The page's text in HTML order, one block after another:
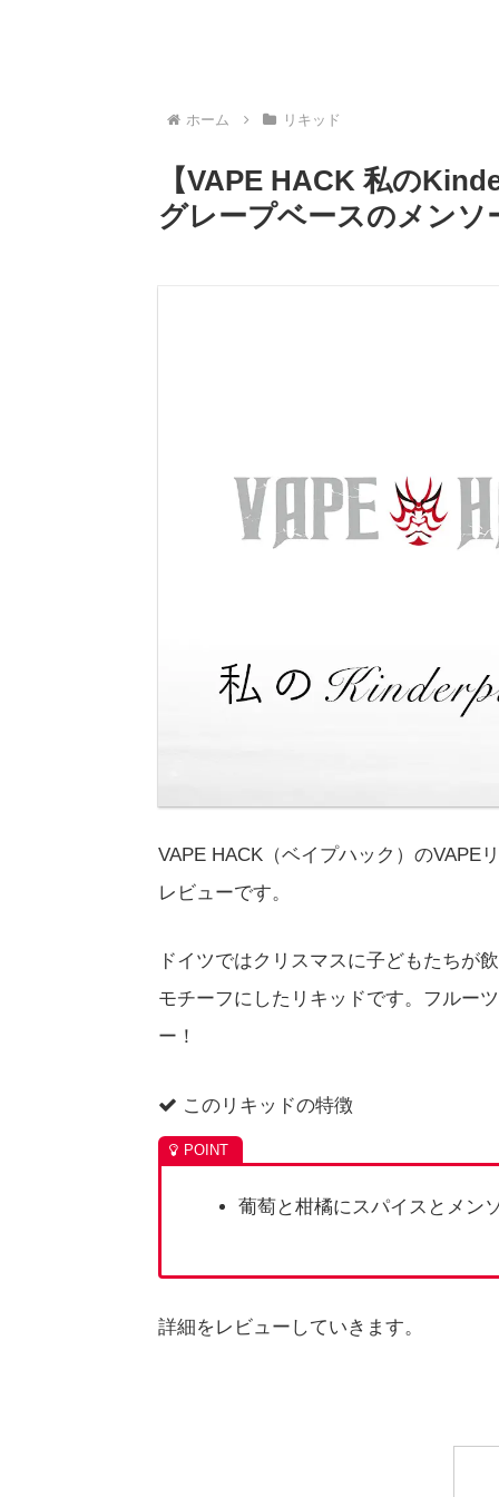
ホーム リキッド
【VAPE HACK 私の
グレープベースのメンソ
VAPE HACK（ベイプハック）のVAPE
レビューです。
ドイツではクリスマスに子どもたちが
モチーフにしたリキッドです。フルー
ー！
このリキッドの特徴
葡萄と柑橘にスパイスとメン
詳細をレビューしていきます。